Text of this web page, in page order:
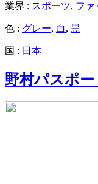
業界 : スポーツ, ファ
色 : グレー, 白, 黒
国 : 日本
野村パスポー